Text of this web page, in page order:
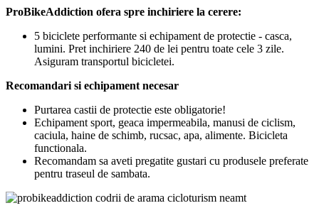
ProBikeAddiction ofera spre inchiriere la cerere:
5 biciclete performante si echipament de protectie - casca,
lumini. Pret inchiriere 240 de lei pentru toate cele 3 zile.
Asiguram transportul bicicletei.
Recomandari si echipament necesar
Purtarea castii de protectie este obligatorie!
Echipament sport, geaca impermeabila, manusi de ciclism,
caciula, haine de schimb, rucsac, apa, alimente. Bicicleta
functionala.
Recomandam sa aveti pregatite gustari cu produsele preferate
pentru traseul de sambata.